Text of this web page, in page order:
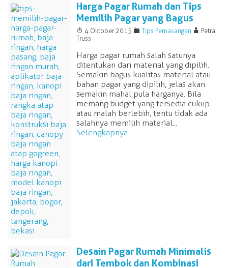
Harga Pagar Rumah dan Tips
Memilih Pagar yang Bagus
T 4 Oktober 2015 F Tips Pemasangan A Petra
Truss
Harga pagar rumah salah satunya
ditentukan dari material yang dipilih.
Semakin bagus kualitas material atau
bahan pagar yang dipilih, jelas akan
semakin mahal pula harganya. Bila
memang budget yang tersedia cukup
atau malah berlebih, tentu tidak ada
salahnya memilih material...
Selengkapnya
Desain Pagar Rumah Minimalis
dari Tembok dan Kombinasi